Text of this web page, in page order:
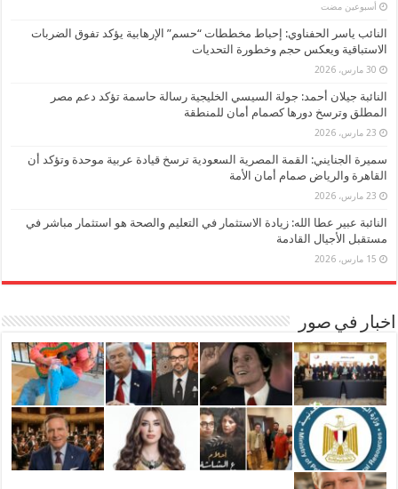
‏أسبوعين مضت
النائب ياسر الحفناوي: إحباط مخططات “حسم” الإرهابية يؤكد تفوق الضربات
الاستباقية ويعكس حجم وخطورة التحديات
30 مارس، 2026
النائبة جيلان أحمد: جولة السيسي الخليجية رسالة حاسمة تؤكد دعم مصر
المطلق وترسخ دورها كصمام أمان للمنطقة
23 مارس، 2026
سميرة الجنايني: القمة المصرية السعودية ترسخ قيادة عربية موحدة وتؤكد أن
القاهرة والرياض صمام أمان الأمة
23 مارس، 2026
النائبة عبير عطا الله: زيادة الاستثمار في التعليم والصحة هو استثمار مباشر في
مستقبل الأجيال القادمة
15 مارس، 2026
اخبار في صور